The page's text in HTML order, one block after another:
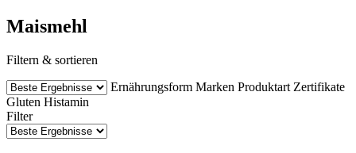
Maismehl
Filtern & sortieren
Ernährungsform Marken Produktart Zertifikate
Gluten Histamin
Filter